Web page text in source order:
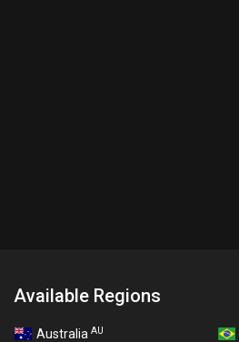
Available Regions
Australia AU